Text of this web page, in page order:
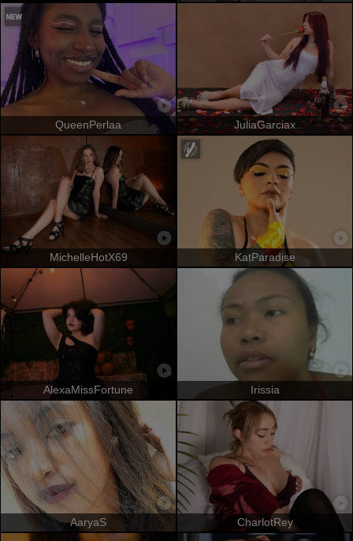
QueenPerlaa JuliaGarciax
MichelleHotX69 KatParadise
AlexaMissFortune Irissia
AaryaS CharlotRey